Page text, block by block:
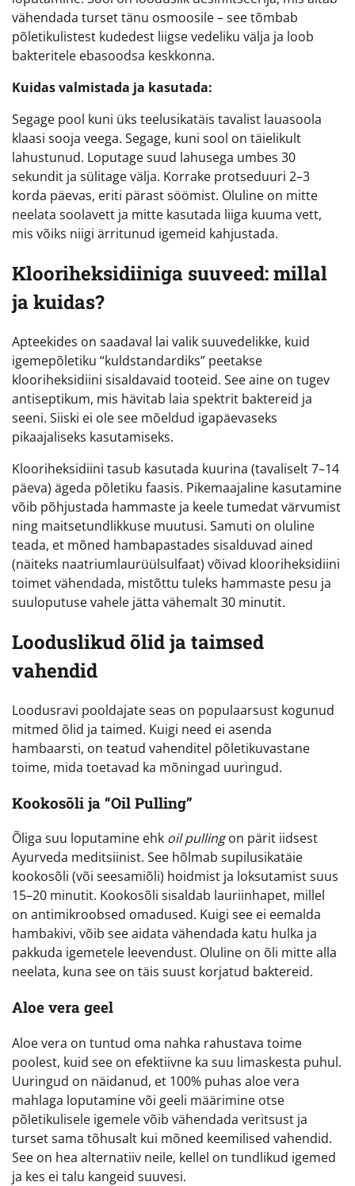
vähendada turset tänu osmoosile – see tõmbab
põletikulistest kudedest liigse vedeliku välja ja loob
bakteritele ebasoodsa keskkonna.
Kuidas valmistada ja kasutada:
Segage pool kuni üks teelusikatäis tavalist lauasoola
klaasi sooja veega. Segage, kuni sool on täielikult
lahustunud. Loputage suud lahusega umbes 30
sekundit ja sülitage välja. Korrake protseduuri 2–3
korda päevas, eriti pärast söömist. Oluline on mitte
neelata soolavett ja mitte kasutada liiga kuuma vett,
mis võiks niigi ärritunud igemeid kahjustada.
Klooriheksidiiniga suuveed: millal
ja kuidas?
Apteekides on saadaval lai valik suuvedelikke, kuid
igemepõletiku “kuldstandardiks” peetakse
klooriheksidiini sisaldavaid tooteid. See aine on tugev
antiseptikum, mis hävitab laia spektrit baktereid ja
seeni. Siiski ei ole see mõeldud igapäevaseks
pikaajaliseks kasutamiseks.
Klooriheksidiini tasub kasutada kuurina (tavaliselt 7–14
päeva) ägeda põletiku faasis. Pikemaajaline kasutamine
võib põhjustada hammaste ja keele tumedat värvumist
ning maitsetundlikkuse muutusi. Samuti on oluline
teada, et mõned hambapastades sisalduvad ained
(näiteks naatriumlaurüülsulfaat) võivad klooriheksidiini
toimet vähendada, mistõttu tuleks hammaste pesu ja
suuloputuse vahele jätta vähemalt 30 minutit.
Looduslikud õlid ja taimsed
vahendid
Loodusravi pooldajate seas on populaarsust kogunud
mitmed õlid ja taimed. Kuigi need ei asenda
hambaarsti, on teatud vahenditel põletikuvastane
toime, mida toetavad ka mõningad uuringud.
Kookosõli ja “Oil Pulling”
Õliga suu loputamine ehk oil pullingon pärit iidsest
Ayurveda meditsiinist. See hõlmab supilusikatäie
kookosõli (või seesamiõli) hoidmist ja loksutamist suus
15–20 minutit. Kookosõli sisaldab lauriinhapet, millel
on antimikroobsed omadused. Kuigi see ei eemalda
hambakivi, võib see aidata vähendada katu hulka ja
pakkuda igemetele leevendust. Oluline on õli mitte alla
neelata, kuna see on täis suust korjatud baktereid.
Aloe vera geel
Aloe vera on tuntud oma nahka rahustava toime
poolest, kuid see on efektiivne ka suu limaskesta puhul.
Uuringud on näidanud, et 100% puhas aloe vera
mahlaga loputamine või geeli määrimine otse
põletikulisele igemele võib vähendada veritsust ja
turset sama tõhusalt kui mõned keemilised vahendid.
See on hea alternatiiv neile, kellel on tundlikud igemed
ja kes ei talu kangeid suuvesi.